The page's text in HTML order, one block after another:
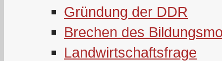
Gründung der DDR
Brechen des
Landwirtschaftsfrage